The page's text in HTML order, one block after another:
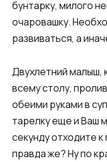
бунтарку, милого
очаровашку.
развиваться, а
Двухлетний малыш,
всему столу,
обеими руками в
тарелку еще и Ваш
секунду отходите
правда же? Ну по